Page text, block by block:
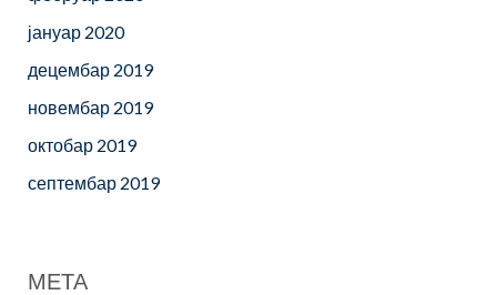
јануар 2020
децембар 2019
новембар 2019
октобар 2019
септембар 2019
МЕТА